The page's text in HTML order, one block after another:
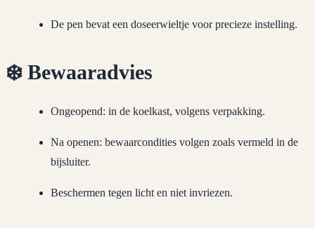
De pen bevat een doseerwieltje voor precieze instelling.
❄️ Bewaaradvies
Ongeopend: in de koelkast, volgens verpakking.
Na openen: bewaarcondities volgen zoals vermeld in de
bijsluiter.
Beschermen tegen licht en niet invriezen.